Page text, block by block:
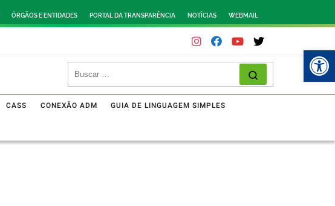
ÓRGÃOS E ENTIDADES PORTAL DA TRANSPARÊNCIA NOTÍCIAS WEBMAIL
CASS CONEXÃO ADM GUIA DE LINGUAGEM SIMPLES